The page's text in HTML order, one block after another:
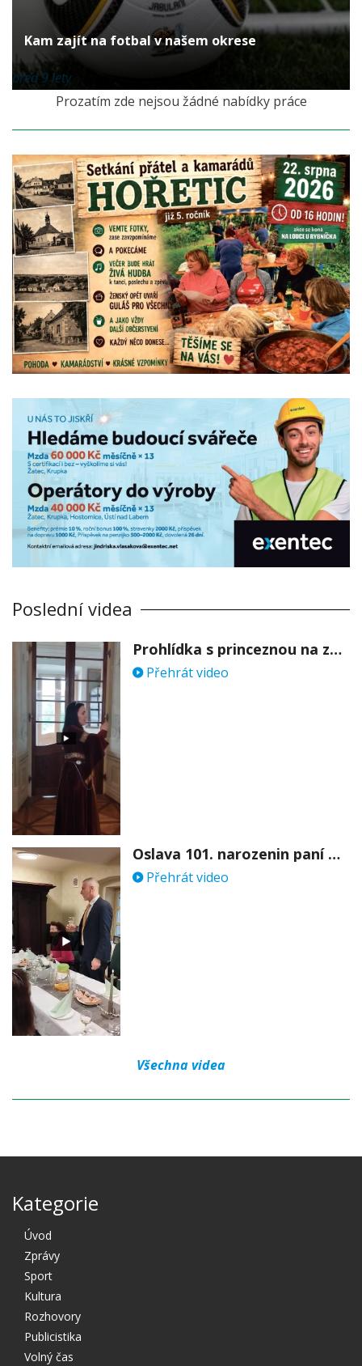
Kam zajít na fotbal v našem okrese
před 9 lety
Prozatím zde nejsou žádné nabídky práce
Poslední videa
Prohlídka s princeznou na zámku Stekník
Přehrát video
Oslava 101. narozenin paní Věry Skořepové
Přehrát video
Všechna videa
Kategorie
Úvod
Zprávy
Sport
Kultura
Rozhovory
Publicistika
Volný čas